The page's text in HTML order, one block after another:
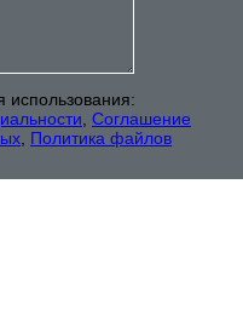
Соглашение
Политика файлов